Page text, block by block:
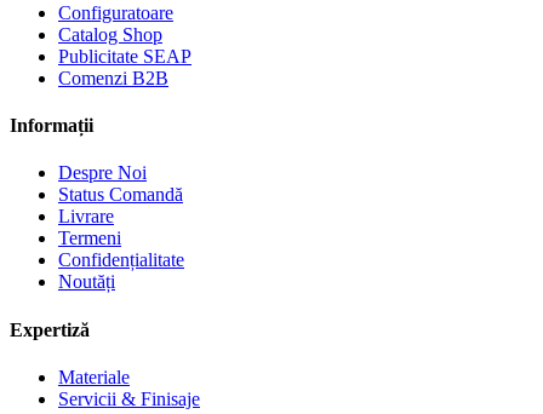
Configuratoare
Catalog Shop
Publicitate SEAP
Comenzi B2B
Informații
Despre Noi
Status Comandă
Livrare
Termeni
Confidențialitate
Noutăți
Expertiză
Materiale
Servicii & Finisaje